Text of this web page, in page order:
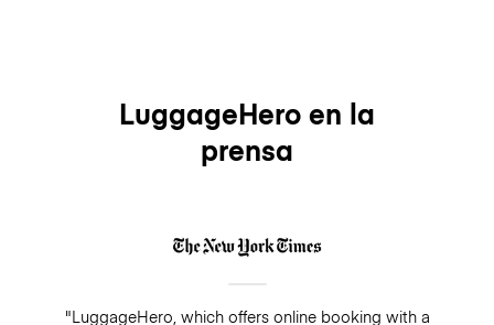
LuggageHero en la
prensa
"LuggageHero, which offers online booking with a